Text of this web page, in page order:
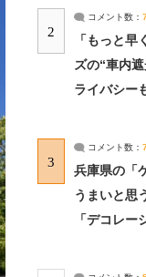
2
コメント数：
「もっと
ズの“車内
ライバシー
3
コメント数：
兵庫県の「
うまいと思
「デコレー